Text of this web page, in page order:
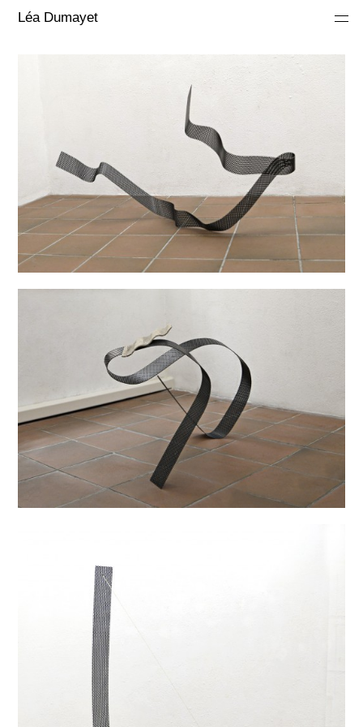
Léa Dumayet